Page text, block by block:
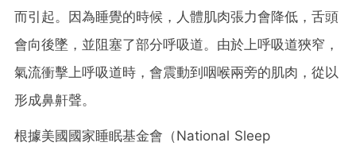
而引起。因為睡覺的時候，人體肌肉張力會降低，舌頭
會向後墜，並阻塞了部分呼吸道。由於上呼吸道狹窄，
氣流衝擊上呼吸道時，會震動到咽喉兩旁的肌肉，從以
形成鼻鼾聲。
根據美國國家睡眠基金會（National Sleep